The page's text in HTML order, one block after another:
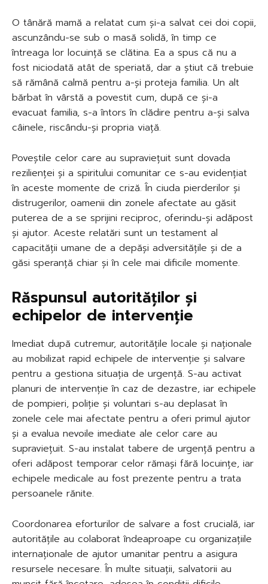
O tânără mamă a relatat cum și-a salvat cei doi copii,
ascunzându-se sub o masă solidă, în timp ce
întreaga lor locuință se clătina. Ea a spus că nu a
fost niciodată atât de speriată, dar a știut că trebuie
să rămână calmă pentru a-și proteja familia. Un alt
bărbat în vârstă a povestit cum, după ce și-a
evacuat familia, s-a întors în clădire pentru a-și salva
câinele, riscându-și propria viață.
Poveștile celor care au supraviețuit sunt dovada
rezilienței și a spiritului comunitar ce s-au evidențiat
în aceste momente de criză. În ciuda pierderilor și
distrugerilor, oamenii din zonele afectate au găsit
puterea de a se sprijini reciproc, oferindu-și adăpost
și ajutor. Aceste relatări sunt un testament al
capacității umane de a depăși adversitățile și de a
găsi speranță chiar și în cele mai dificile momente.
Răspunsul autorităților și
echipelor de intervenție
Imediat după cutremur, autoritățile locale și naționale
au mobilizat rapid echipele de intervenție și salvare
pentru a gestiona situația de urgență. S-au activat
planuri de intervenție în caz de dezastre, iar echipele
de pompieri, poliție și voluntari s-au deplasat în
zonele cele mai afectate pentru a oferi primul ajutor
și a evalua nevoile imediate ale celor care au
supraviețuit. S-au instalat tabere de urgență pentru a
oferi adăpost temporar celor rămași fără locuințe, iar
echipele medicale au fost prezente pentru a trata
persoanele rănite.
Coordonarea eforturilor de salvare a fost crucială, iar
autoritățile au colaborat îndeaproape cu organizațiile
internaționale de ajutor umanitar pentru a asigura
resursele necesare. În multe situații, salvatorii au